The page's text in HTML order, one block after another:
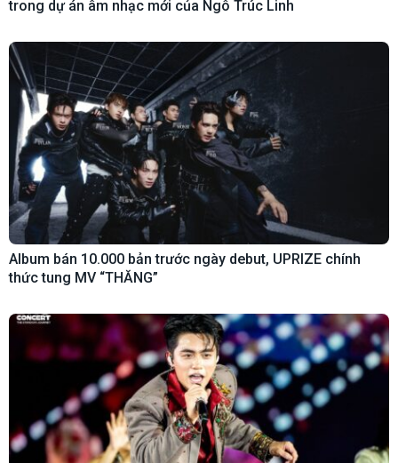
trong dự án âm nhạc mới của Ngô Trúc Linh
Album bán 10.000 bản trước ngày debut, UPRIZE chính
thức tung MV “THĂNG”